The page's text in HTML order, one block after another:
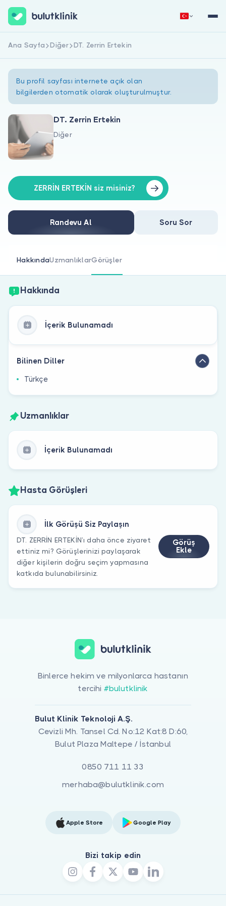
Hakkımızda
Doktorlar için
Doktor musunuz?
Hemen Kaydol
Ana Sayfa Diğer DT. Zerrin Ertekin
Bu profil sayfası internete açık olan
bilgilerden otomatik olarak oluşturulmuştur.
DT. Zerrin Ertekin
Diğer
ZERRİN ERTEKİN siz misiniz?
Randevu Al Soru Sor
HakkındaUzmanlıklarGörüşler
Hakkında
İçerik Bulunamadı
Bilinen Diller
Türkçe
Uzmanlıklar
İçerik Bulunamadı
Hasta Görüşleri
İlk Görüşü Siz Paylaşın
DT. ZERRİN ERTEKİN’ı daha önce ziyaret
ettiniz mi? Görüşlerinizi paylaşarak
diğer kişilerin doğru seçim yapmasına
katkıda bulunabilirsiniz.
Görüş
Ekle
Binlerce hekim ve milyonlarca hastanın
tercihi #bulutklinik
Bulut Klinik Teknoloji A.Ş.
Cevizli Mh. Tansel Cd. No:12 Kat:8 D:60,
Bulut Plaza Maltepe / İstanbul
0850 711 11 33
merhaba@bulutklinik.com
Apple Store Google Play
Bizi takip edin